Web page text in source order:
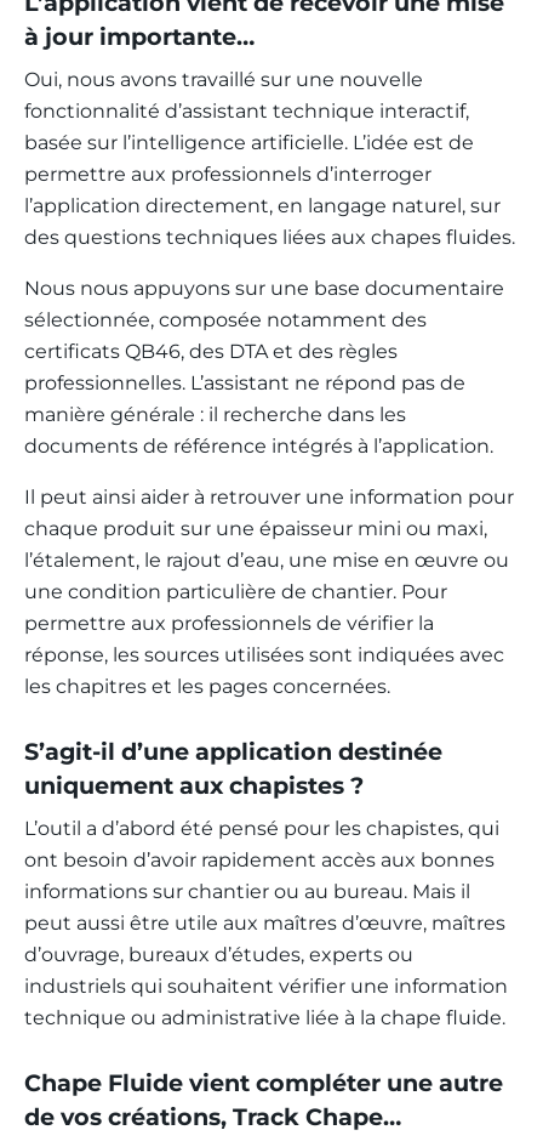
à jour importante…
Oui, nous avons travaillé sur une nouvelle
fonctionnalité d’assistant technique interactif,
basée sur l’intelligence artificielle. L’idée est de
permettre aux professionnels d’interroger
l’application directement, en langage naturel, sur
des questions techniques liées aux chapes fluides.
Nous nous appuyons sur une base documentaire
sélectionnée, composée notamment des
certificats QB46, des DTA et des règles
professionnelles. L’assistant ne répond pas de
manière générale : il recherche dans les
documents de référence intégrés à l’application.
Il peut ainsi aider à retrouver une information pour
chaque produit sur une épaisseur mini ou maxi,
l’étalement, le rajout d’eau, une mise en œuvre ou
une condition particulière de chantier. Pour
permettre aux professionnels de vérifier la
réponse, les sources utilisées sont indiquées avec
les chapitres et les pages concernées.
S’agit-il d’une application destinée
uniquement aux chapistes ?
L’outil a d’abord été pensé pour les chapistes, qui
ont besoin d’avoir rapidement accès aux bonnes
informations sur chantier ou au bureau. Mais il
peut aussi être utile aux maîtres d’œuvre, maîtres
d’ouvrage, bureaux d’études, experts ou
industriels qui souhaitent vérifier une information
technique ou administrative liée à la chape fluide.
Chape Fluide vient compléter une autre
de vos créations, Track Chape…